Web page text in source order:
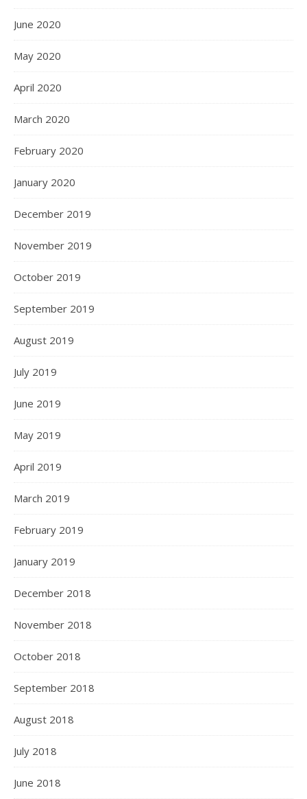
June 2020
May 2020
April 2020
March 2020
February 2020
January 2020
December 2019
November 2019
October 2019
September 2019
August 2019
July 2019
June 2019
May 2019
April 2019
March 2019
February 2019
January 2019
December 2018
November 2018
October 2018
September 2018
August 2018
July 2018
June 2018